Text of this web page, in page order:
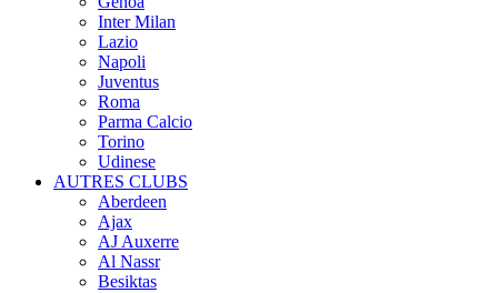
Inter Milan
Lazio
Napoli
Juventus
Roma
Parma Calcio
Torino
Udinese
AUTRES CLUBS
Aberdeen
Ajax
AJ Auxerre
Al Nassr
Besiktas